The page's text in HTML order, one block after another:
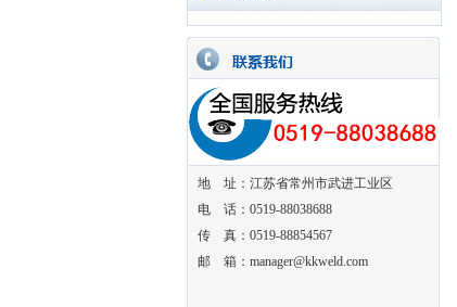
地 址：江苏省常州市武进工业区
电 话：0519-88038688
传 真：0519-88854567
邮 箱：manager@kkweld.com